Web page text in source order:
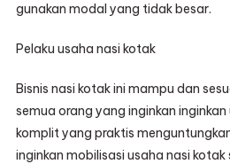
gunakan modal yang tidak besar.
Pelaku usaha nasi kotak
Bisnis nasi kotak ini mampu dan
semua orang yang inginkan
komplit yang praktis
inginkan mobilisasi usaha nasi